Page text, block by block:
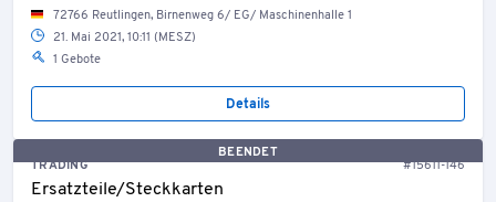
72766 Reutlingen, Birnenweg 6/ EG/ Maschinenhalle 1
21. Mai 2021, 10:11 (MESZ)
1 Gebote
Details
BEENDET
TRADING
#15611-146
Ersatzteile/Steckkarten